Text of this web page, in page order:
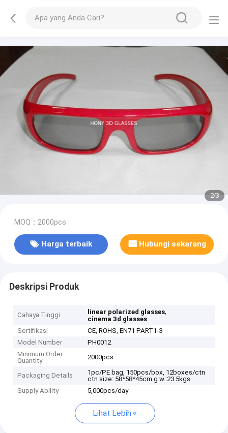
2/3
MOQ：2000pcs
Harga terbaik Hubungi sekarang
Deskripsi Produk
Cahaya Tinggi linear polarized glasses,
cinema 3d glasses
Sertifikasi
CE, ROHS, EN71 PART1-3
Model Number
PH0012
Minimum Order
Quantity
2000pcs
Packaging Details
1pc/PE bag, 150pcs/box, 12boxes/ctn
ctn size: 58*58*45cm g.w.:23.5kgs
Supply Ability
5,000pcs/day
Lihat Lebih